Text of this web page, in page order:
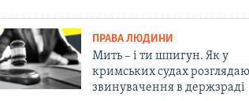
ПРАВА ЛЮДИНИ
Мить – і ти шпигун. Як у
кримських судах
звинувачення в держзраді